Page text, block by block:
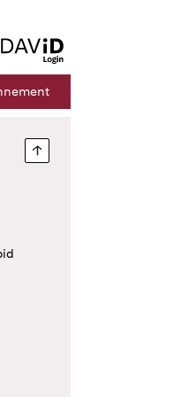
login
Nach oben springen